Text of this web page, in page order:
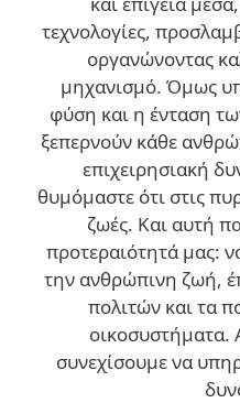
τεχνολογίες,
οργανώνοντας
μηχανισμό. Όμως
φύση και η ένταση
ξεπερνούν κάθε
επιχειρησιακή
θυμόμαστε ότι στις
ζωές. Και αυτή
προτεραιότητά μας:
την ανθρώπινη ζωή,
πολιτών και τα
οικοσυστήματα.
συνεχίσουμε να